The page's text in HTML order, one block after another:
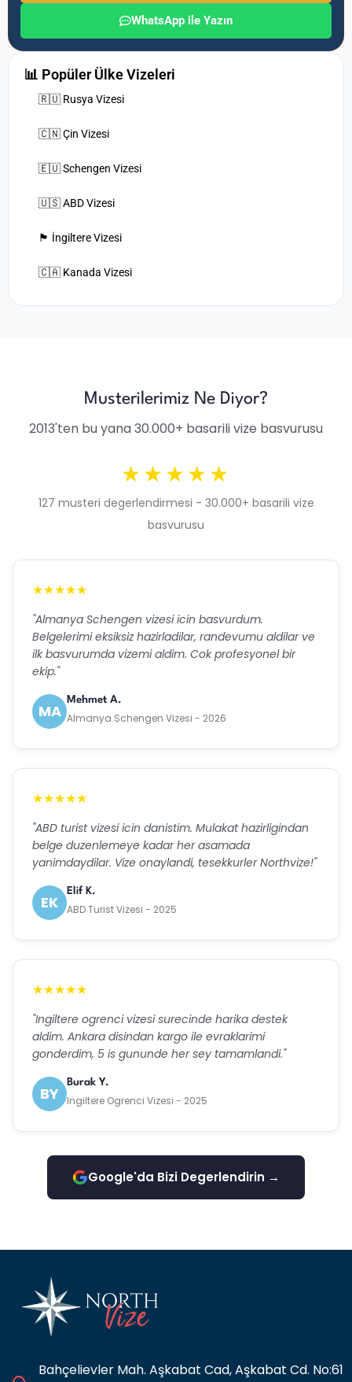
WhatsApp ile Yazın
📊 Popüler Ülke Vizeleri
🇷🇺 Rusya Vizesi
🇨🇳 Çin Vizesi
🇪🇺 Schengen Vizesi
🇺🇸 ABD Vizesi
🏴󠁧󠁢󠁥󠁮󠁧󠁿 İngiltere Vizesi
🇨🇦 Kanada Vizesi
Musterilerimiz Ne Diyor?
2013'ten bu yana 30.000+ basarili vize basvurusu
★★★★★
127 musteri degerlendirmesi - 30.000+ basarili vize
basvurusu
★★★★★
"Almanya Schengen vizesi icin basvurdum.
Belgelerimi eksiksiz hazirladilar, randevumu aldilar ve
ilk basvurumda vizemi aldim. Cok profesyonel bir
ekip."
MA
Mehmet A.
Almanya Schengen Vizesi - 2026
★★★★★
"ABD turist vizesi icin danistim. Mulakat hazirligindan
belge duzenlemeye kadar her asamada
yanimdaydilar. Vize onaylandi, tesekkurler Northvize!"
EK
Elif K.
ABD Turist Vizesi - 2025
★★★★★
"Ingiltere ogrenci vizesi surecinde harika destek
aldim. Ankara disindan kargo ile evraklarimi
gonderdim, 5 is gununde her sey tamamlandi."
BY
Burak Y.
Ingiltere Ogrenci Vizesi - 2025
Google'da Bizi Degerlendirin →
Bahçelievler Mah. Aşkabat Cad, Aşkabat Cd. No:61